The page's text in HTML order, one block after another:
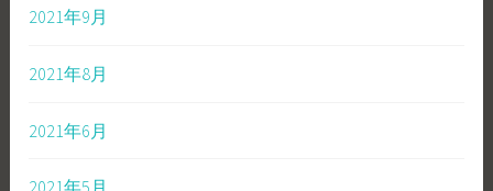
2021年9月
2021年8月
2021年6月